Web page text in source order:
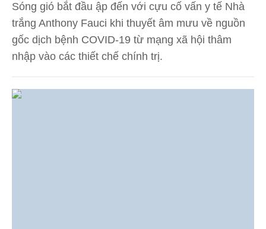
Sóng gió bắt đầu ập đến với cựu cố vấn y tế Nhà
trắng Anthony Fauci khi thuyết âm mưu về nguồn
gốc dịch bệnh COVID-19 từ mạng xã hội thâm
nhập vào các thiết chế chính trị.